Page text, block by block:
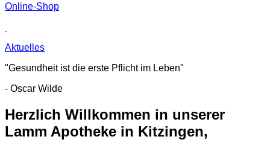
Online-Shop
Aktuelles
"Gesundheit ist die erste Pflicht im Leben"
- Oscar Wilde
Herzlich Willkommen in unserer
Lamm Apotheke in Kitzingen,